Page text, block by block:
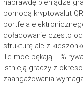
naprawdę pieniądze
pomocą kryptowalut
portfela
doładowanie często
strukturę ale z
Te moc pękają L %
istnieją graczy z
zaangażowania